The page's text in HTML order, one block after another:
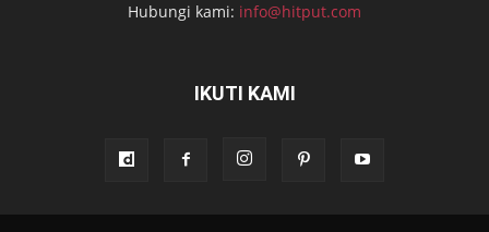
Hubungi kami: info@hitput.com
IKUTI KAMI